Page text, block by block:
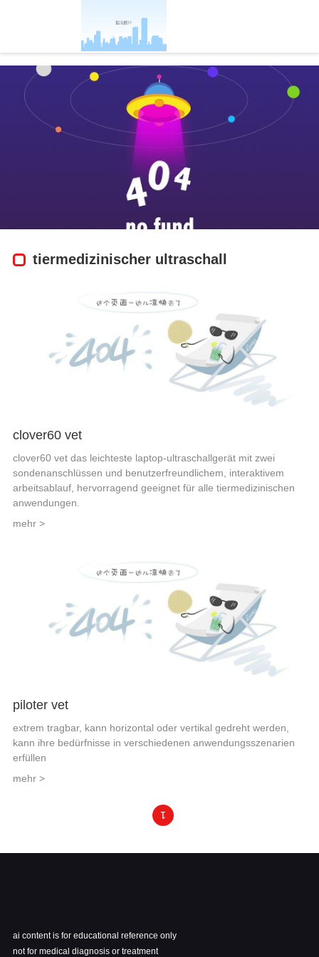
tiermedizinischer ultraschall
clover60 vet
clover60 vet das leichteste laptop-ultraschallgerät mit zwei
sondenanschlüssen und benutzerfreundlichem, interaktivem
arbeitsablauf, hervorragend geeignet für alle tiermedizinischen
anwendungen.
mehr >
piloter vet
extrem tragbar, kann horizontal oder vertikal gedreht werden,
kann ihre bedürfnisse in verschiedenen anwendungsszenarien
erfüllen
mehr >
1
ai content is for educational reference only
not for medical diagnosis or treatment